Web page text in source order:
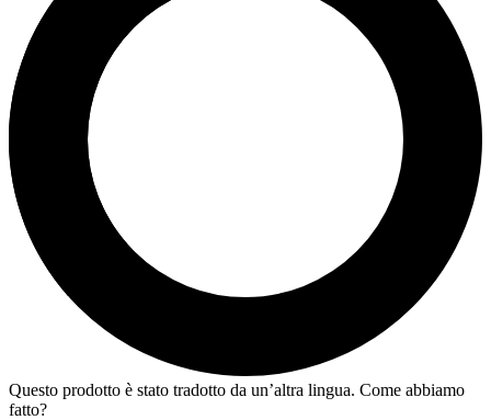
Questo prodotto è stato tradotto da un’altra lingua. Come abbiamo
fatto?